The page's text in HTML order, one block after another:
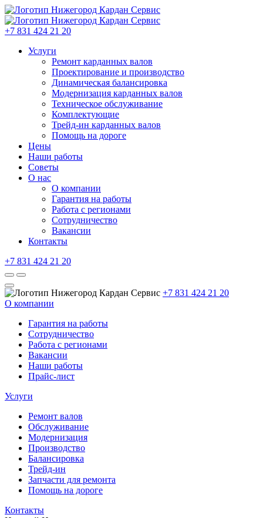
+7 831 424 21 20
Услуги
Ремонт карданных валов
Проектирование и производство
Динамическая балансировка
Модернизация карданных валов
Техническое обслуживание
Комплектующие
Трейд-ин карданных валов
Помощь на дороге
Цены
Наши работы
Советы
О нас
О компании
Гарантия на работы
Работа с регионами
Сотрудничество
Вакансии
Контакты
+7 831 424 21 20
+7 831 424 21 20
О компании
Гарантия на работы
Сотрудничество
Работа с регионами
Вакансии
Наши работы
Прайс-лист
Услуги
Ремонт валов
Обслуживание
Модернизация
Производство
Балансировка
Трейд-ин
Запчасти для ремонта
Помощь на дороге
Контакты